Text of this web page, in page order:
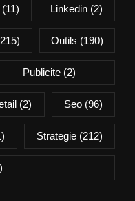
Linkedin (2)
Outils (190)
Publicite (2)
(2) Seo(96)
Strategie (212)